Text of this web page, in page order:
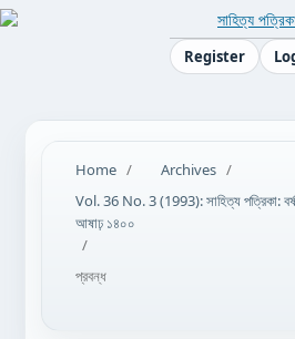
Register
Home / Archives /
Vol. 36 No. 3 (1993): সাহিত্য পত্রিকা:
আষাঢ় ১৪০০
/
প্রবন্ধ